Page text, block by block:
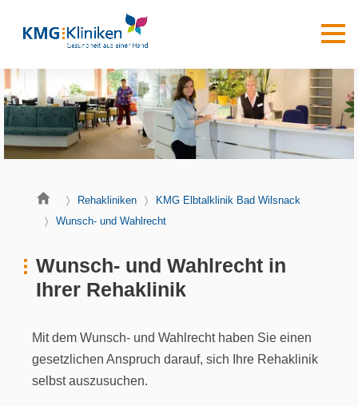
Rehakliniken
KMG Elbtalklinik Bad Wilsnack
Wunsch- und Wahlrecht
Wunsch- und Wahlrecht in
Ihrer Rehaklinik
Mit dem Wunsch- und Wahlrecht haben Sie einen
gesetzlichen Anspruch darauf, sich Ihre Rehaklinik
selbst auszusuchen.